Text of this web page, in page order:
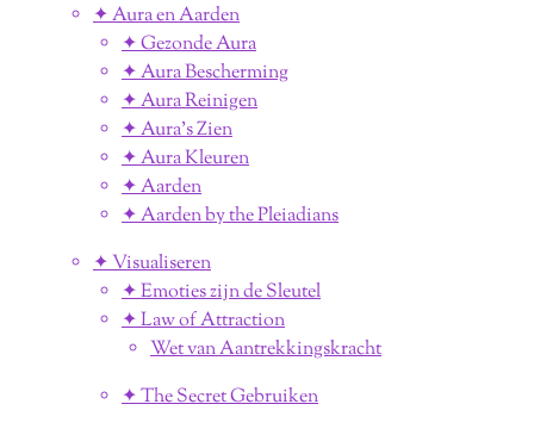
✦ Aura en Aarden
✦ Gezonde Aura
✦ Aura Bescherming
✦ Aura Reinigen
✦ Aura's Zien
✦ Aura Kleuren
✦ Aarden
✦ Aarden by the Pleiadians
✦ Visualiseren
✦ Emoties zijn de Sleutel
✦ Law of Attraction
Wet van Aantrekkingskracht
✦ The Secret Gebruiken